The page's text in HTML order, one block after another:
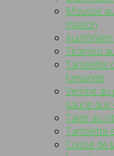
Mousse
maison
Tiramisu
Tartelette
l’amande
Verrine au
sauce aux
Tarte au
Tartelette
Cuisse de